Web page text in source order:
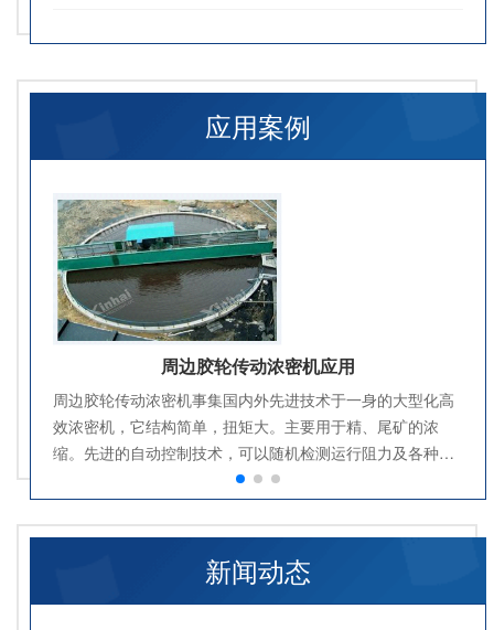
应用案例
进技术于一身的大型化高
主要用于精、尾矿的浓
机检测运行阻力及各种参
（液压或变频），以适应
絮凝剂自动计量控
该装置是连续制备和投加聚合物溶
制备的原料可以是干粉药剂，也可
以连续而高效地完成聚合物的化合
有活性的聚合物溶液。广泛用于市
业的工业废水的絮凝处理工作。
新闻动态